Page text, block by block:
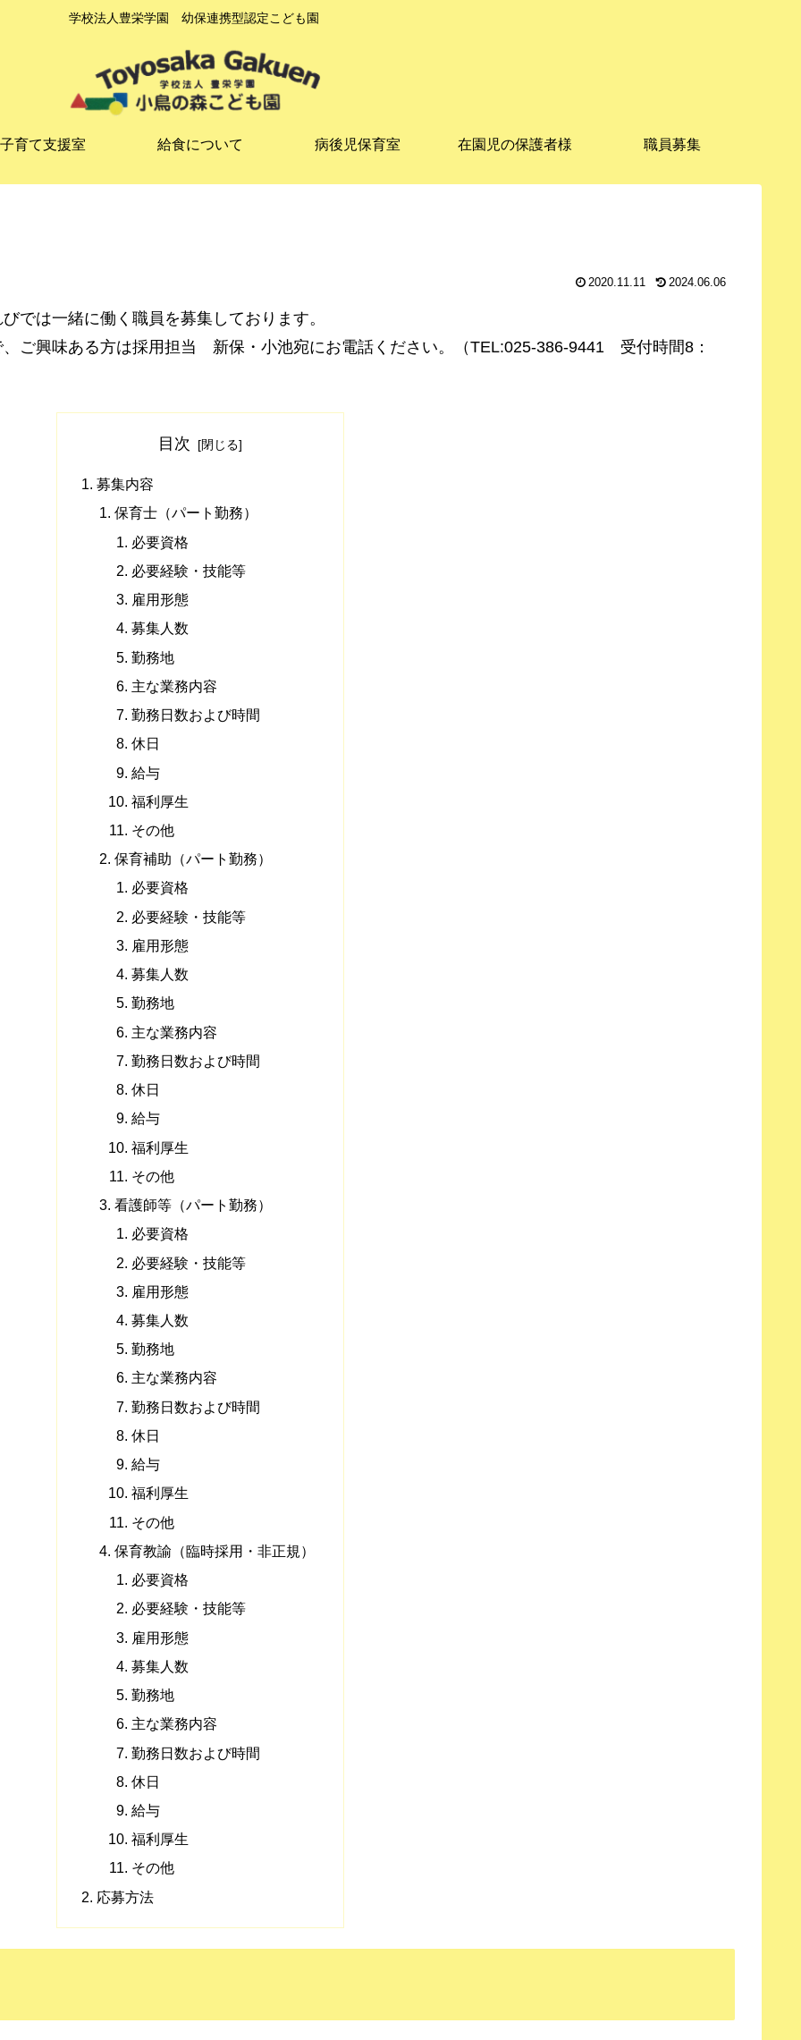
学校法人豊栄学園 幼保連携型認定こども園
子育て支援室 給食について 病後児保育室 在園児の保護者様 職員募集
2020.11.11 2024.06.06
は一緒に働く職員を募集しております。
ご興味ある方は採用担当 新保・小池宛にお電話ください。（TEL:025-386-9441 受付時間8：
目次
募集内容
保育士（パート勤務）
必要資格
必要経験・技能等
雇用形態
募集人数
勤務地
主な業務内容
勤務日数および時間
休日
給与
福利厚生
その他
保育補助（パート勤務）
必要資格
必要経験・技能等
雇用形態
募集人数
勤務地
主な業務内容
勤務日数および時間
休日
給与
福利厚生
その他
看護師等（パート勤務）
必要資格
必要経験・技能等
雇用形態
募集人数
勤務地
主な業務内容
勤務日数および時間
休日
給与
福利厚生
その他
保育教諭（臨時採用・非正規）
必要資格
必要経験・技能等
雇用形態
募集人数
勤務地
主な業務内容
勤務日数および時間
休日
給与
福利厚生
その他
応募方法